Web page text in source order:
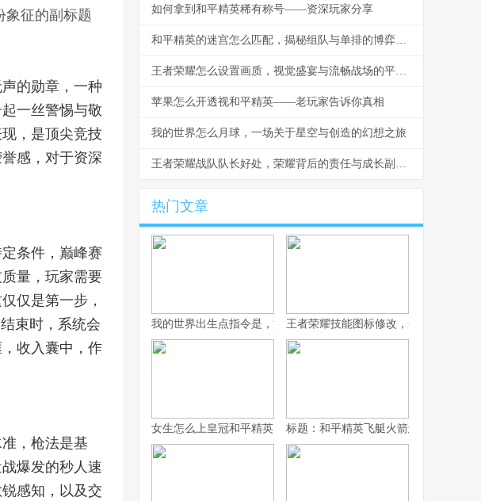
象征的副标题
的勋章，一种
一丝警惕与敬
，是顶尖竞技
感，对于资深
条件，巅峰赛
量，玩家需要
仅是第一步，
束时，系统会
收入囊中，作
，枪法是基
爆发的秒人速
感知，以及交
如何拿到和平精英稀有称号——资深玩家分享
和平精英的迷宫怎么匹配，揭秘组队与单排的博弈之道
王者荣耀怎么设置画质，视觉盛宴与流畅战场的平衡艺术，副标题，资深玩家的画质调优指南
苹果怎么开透视和平精英——老玩家告诉你真相
我的世界怎么月球，一场关于星空与创造的幻想之旅
王者荣耀战队队长好处，荣耀背后的责任与成长副标题
热门文章
我的世界出生点指令是，游戏世界的精准锚点，副标题，资深玩家
王者荣耀技能图标修改，一次视觉与体
女生怎么上皇冠和平精英，战术思维与团队致胜之道
标题：和平精英飞艇火箭怎么坐，资深